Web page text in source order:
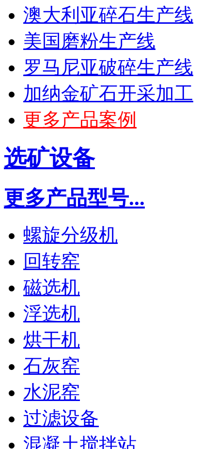
澳大利亚碎石生产线
美国磨粉生产线
罗马尼亚破碎生产线
加纳金矿石开采加工
更多产品案例
选矿设备
更多产品型号...
螺旋分级机
回转窑
磁选机
浮选机
烘干机
石灰窑
水泥窑
过滤设备
混凝土搅拌站